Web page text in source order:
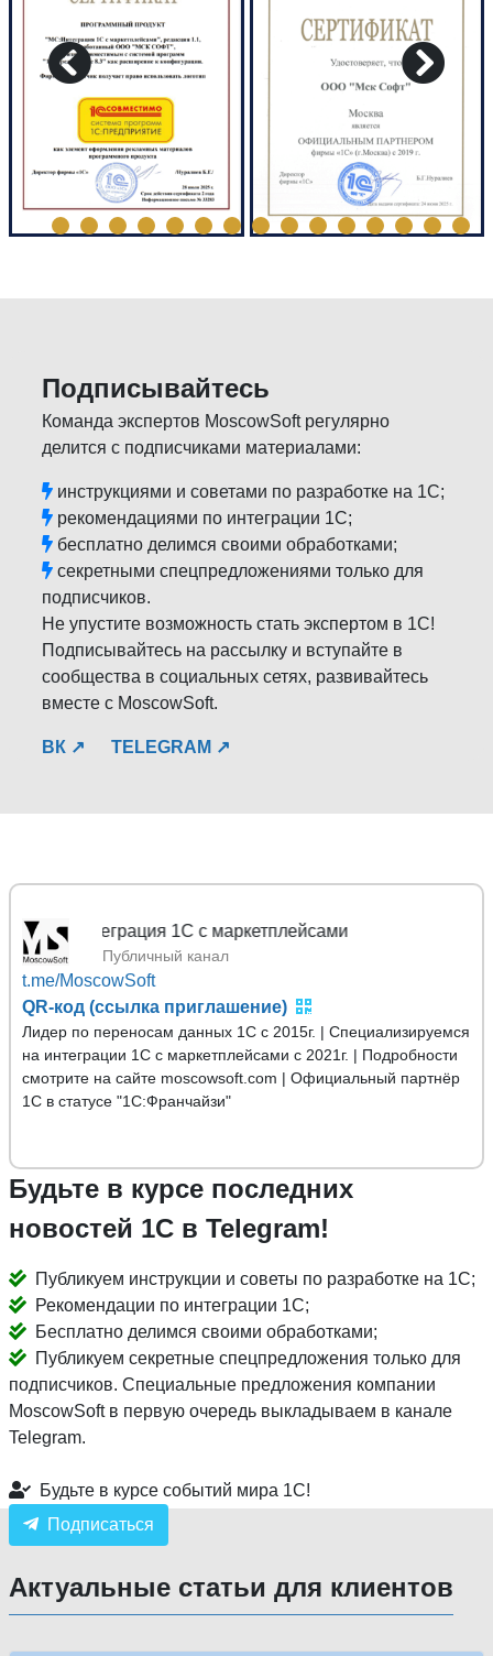
Подписывайтесь
Команда экспертов MoscowSoft регулярно
делится с подписчиками материалами:
инструкциями и советами по разработке на 1С;
рекомендациями по интеграции 1С;
бесплатно делимся своими обработками;
секретными спецпредложениями только для
подписчиков.
Не упустите возможность стать экспертом в 1С!
Подписывайтесь на рассылку и вступайте в
сообщества в социальных сетях, развивайтесь
вместе с MoscowSoft.
ВК ↗ TELEGRAM ↗
Публичный канал
t.me/MoscowSoft
QR-код (ссылка приглашение)
Лидер по переносам данных 1С с 2015г. | Специализируемся
на интеграции 1С с маркетплейсами с 2021г. | Подробности
смотрите на сайте moscowsoft.com | Официальный партнёр
1С в статусе "1С:Франчайзи"
Будьте в курсе последних
новостей 1С в Telegram!
Публикуем инструкции и советы по разработке на 1С;
Рекомендации по интеграции 1С;
Бесплатно делимся своими обработками;
Публикуем секретные спецпредложения только для
подписчиков. Специальные предложения компании
MoscowSoft в первую очередь выкладываем в канале
Telegram.
Будьте в курсе событий мира 1С!
Подписаться
Актуальные статьи для клиентов